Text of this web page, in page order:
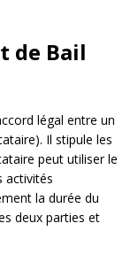
de Bail
légal entre un
Il stipule les
peut utiliser le
activités
la durée du
deux parties et